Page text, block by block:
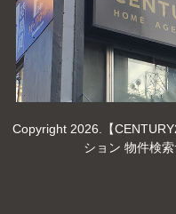
Copyright 2026.【
ション 物件検